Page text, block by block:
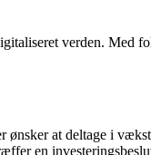
verden.
at deltage i
en